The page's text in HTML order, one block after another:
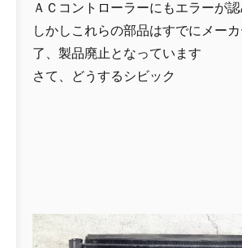
ＡＣコントローラーにもエラーが
しかしこれらの部品はすでにメー
了、製品廃止となっています
さて、どうするシビック